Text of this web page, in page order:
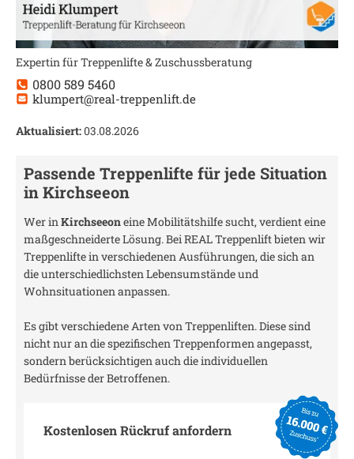
Expertin für Treppenlifte & Zuschussberatung
0800 589 5460
klumpert@real-treppenlift.de
Aktualisiert:03.08.2026
Passende Treppenlifte für jede Situation
inKirchseeon
Wer inKirchseeoneine Mobilitätshilfe sucht, verdient eine
maßgeschneiderte Lösung. Bei REAL Treppenlift bieten wir
Treppenlifte in verschiedenen Ausführungen, die sich an
die unterschiedlichsten Lebensumstände und
Wohnsituationen anpassen.
Es gibt verschiedene Arten von Treppenliften. Diese sind
nicht nur an die spezifischen Treppenformen angepasst,
sondern berücksichtigen auch die individuellen
Bedürfnisse der Betroffenen.
Kostenlosen Rückruf anfordern